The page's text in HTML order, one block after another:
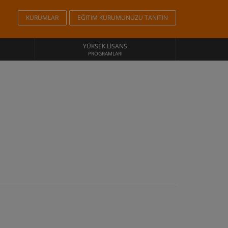
KURUMLAR EĞITIM KURUMUNUZU TANITIN
YÜKSEK LISANS
PROGRAMLARI